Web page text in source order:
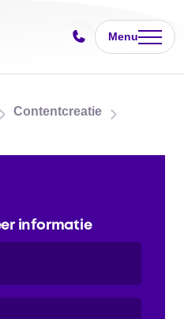
Menu
Contentcreatie
informatie